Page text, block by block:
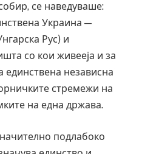
се наведуваше:
Украина —
Рус) и
со кои живееја и за
единствена независна
стремежи на
на една држава.
подлабоко
експлодира пред зграда во
српски град – оштетени автомобили и